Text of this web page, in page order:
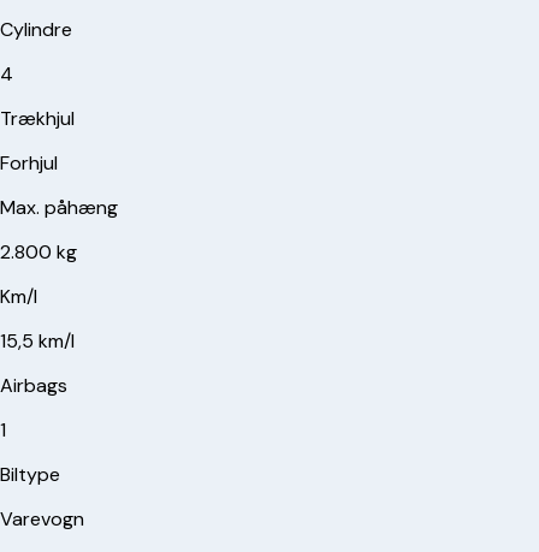
Cylindre
4
Trækhjul
Forhjul
Max. påhæng
2.800 kg
Km/l
15,5 km/l
Airbags
1
Biltype
Varevogn